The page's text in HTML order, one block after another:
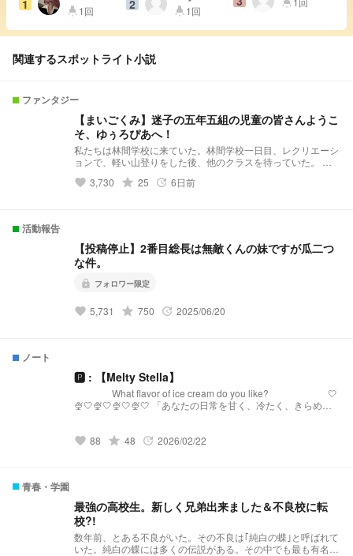
1 highlight 1回 2 highlight 1回
関連するスポットライト小説
ファンタジー
【まいごくみ】迷子の五年五組の児童の皆さんようこ
そ、ゆぅろぴあへ！
私たちは林間学校に来ていた。林間学校一日目、レクリエーシ
ョンで、軽い山登りをした後、他のクラスを待っていた。 そ
言って入って行ってしまった。 その扉の向こうの先には
す ↓が語り部屋です
https://novel.prcm.jp/novel/9ryjPS5U5ww6AoAue1SQ
favorite 3,730 grade 25 update 6日前
活動報告
【投稿停止】2番目総長は無敵くんの妹ですが瓜二つ
な件。
lock フォロワー限定
favorite 5,731 grade 750 update 2025/06/20
ノート
🅿︎ : 【Melty Stella】
What flavor of ice cream do you like? 🤍
🍨🤍🍨🤍🍨🤍🍨🤍 「あなたの日常を甘く、冷たく、きらめか
届けるプリチューバ事務所です。 略称:メルステ 事務
favorite 88 grade 48 update 2026/02/22
青春・学園
最強の高校生。新しく兄弟出来ました＆不良校に転
校?!
数年前、とある不良がいた。その不良は｢純白の蝶｣と呼ばれて
いた。純白の蝶には多くの伝説がある。その中でも最も有名な